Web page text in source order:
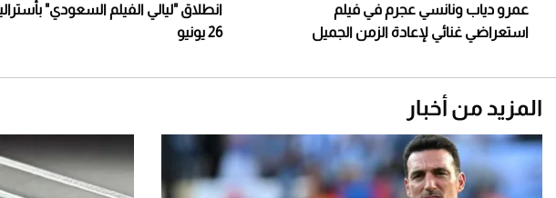
عمرو دياب ونانسي عجرم في فيلم
استعراضي غنائي لإعادة الزمن الجميل
انطلاق "ليالي الفيلم السعودي"
26 يونيو
المزيد من أخبار